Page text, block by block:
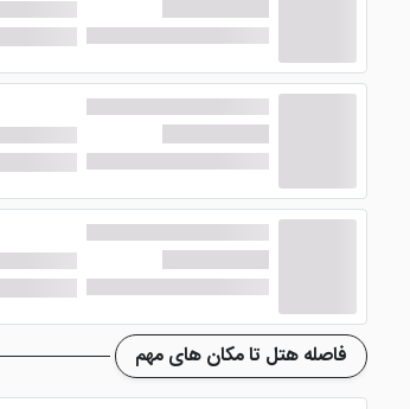
فاصله هتل تا مکان های مهم